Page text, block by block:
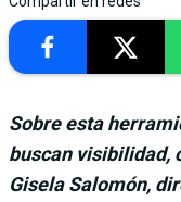
Sobre esta
buscan visibilidad,
Gisela Salomón,